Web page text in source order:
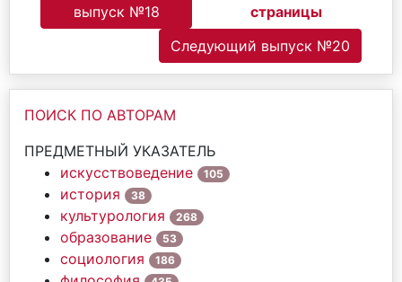
выпуск №18
страницы
Следующий выпуск №20
ПОИСК ПО АВТОРАМ
ПРЕДМЕТНЫЙ УКАЗАТЕЛЬ
искусствоведение
105
история 38
культурология 268
образование 53
социология 186